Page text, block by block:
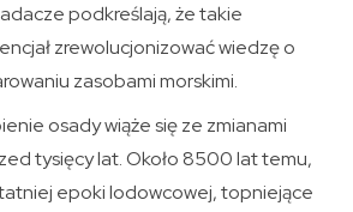
podkreślają, że takie
zrewolucjonizować wiedzę o
zasobami morskimi.
osady wiąże się ze zmianami
tysięcy lat. Około 8500 lat temu,
epoki lodowcowej, topniejące